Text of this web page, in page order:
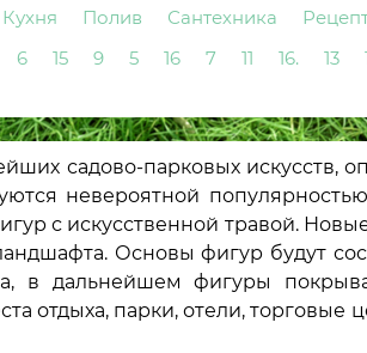
Кухня Полив Сантехника
6 15 9 5 16 7 11 16. 13
садово-парковых
невероятной
с искусственной травой.
Основы фигур будут
в дальнейшем фигуры
отдыха, парки, отели,